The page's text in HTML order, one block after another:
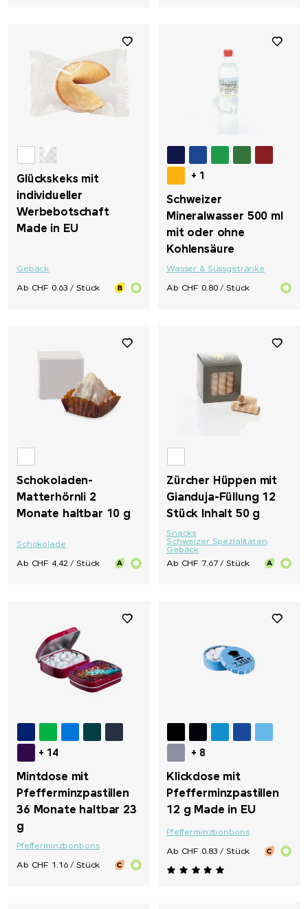
Glückskeks mit
individueller
Werbebotschaft
Made in EU
Gebäck
Ab CHF 0.63 / Stück
+ 1
Schweizer
Mineralwasser 500 ml
mit oder ohne
Kohlensäure
Wasser & Süssgetränke
Ab CHF 0.80 / Stück
Schokoladen-
Matterhörnli 2
Monate haltbar 10 g
Schokolade
Ab CHF 4.42 / Stück
Zürcher Hüppen mit
Gianduja-Füllung 12
Stück Inhalt 50 g
Snacks
Schweizer Spezialitäten
Gebäck
Ab CHF 7.67 / Stück
+ 14
Mintdose mit
Pfefferminzpastillen
36 Monate haltbar 23
g
Pfefferminzbonbons
Ab CHF 1.16 / Stück
+ 8
Klickdose mit
Pfefferminzpastillen
12 g Made in EU
Pfefferminzbonbons
Ab CHF 0.83 / Stück